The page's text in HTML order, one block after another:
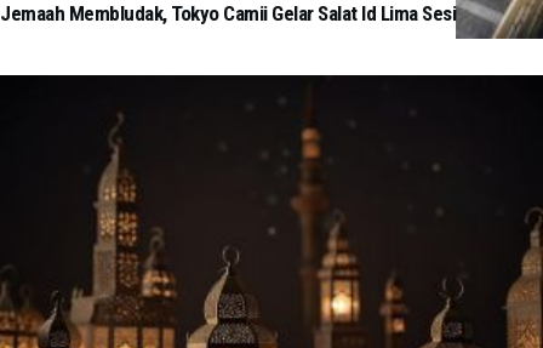
Jemaah Membludak, Tokyo Camii Gelar Salat Id Lima Sesi